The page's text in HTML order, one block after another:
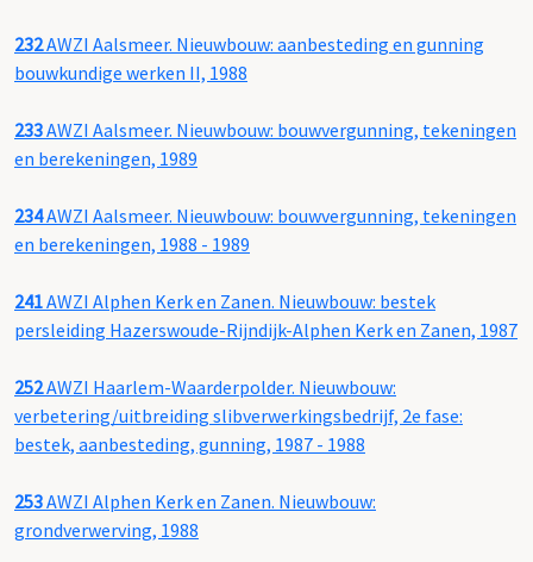
232AWZI Aalsmeer. Nieuwbouw: aanbesteding en gunning
bouwkundige werken II, 1988
233AWZI Aalsmeer. Nieuwbouw: bouwvergunning, tekeningen
en berekeningen, 1989
234AWZI Aalsmeer. Nieuwbouw: bouwvergunning, tekeningen
en berekeningen, 1988 - 1989
241AWZI Alphen Kerk en Zanen. Nieuwbouw: bestek
persleiding Hazerswoude-Rijndijk-Alphen Kerk en Zanen, 1987
252AWZI Haarlem-Waarderpolder. Nieuwbouw:
verbetering/uitbreiding slibverwerkingsbedrijf, 2e fase:
bestek, aanbesteding, gunning, 1987 - 1988
253AWZI Alphen Kerk en Zanen. Nieuwbouw:
grondverwerving, 1988